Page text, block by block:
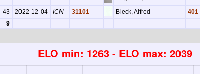
43
2022-12-04 ICN 31101 Bleck, Alfred 401
9